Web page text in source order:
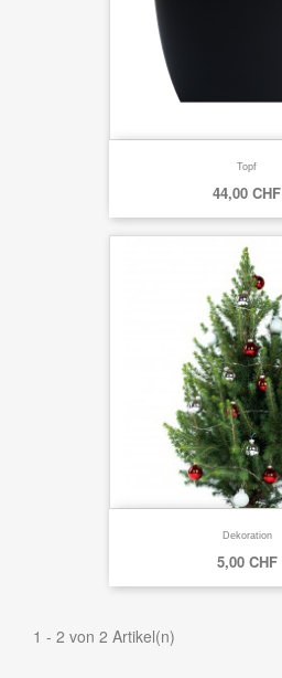
Topf
44,00 CHF
Dekoration
5,00 CHF
1 - 2 von 2 Artikel(n)